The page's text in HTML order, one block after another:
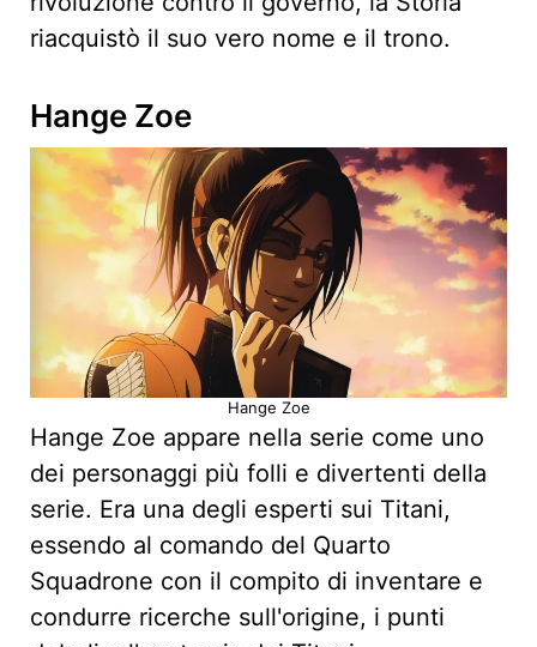
riacquistò il suo vero nome e il trono.
Hange Zoe
Hange Zoe
Hange Zoe appare nella serie come uno
dei personaggi più folli e divertenti della
serie. Era una degli esperti sui Titani,
essendo al comando del Quarto
Squadrone con il compito di inventare e
condurre ricerche sull'origine, i punti